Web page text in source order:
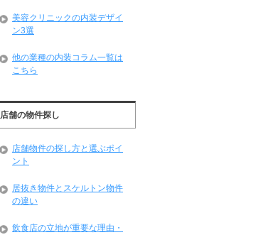
美容クリニックの内装デザイ
ン3選
他の業種の内装コラム一覧は
こちら
店舗の物件探し
店舗物件の探し方と選ぶポイ
ント
居抜き物件とスケルトン物件
の違い
飲食店の立地が重要な理由・